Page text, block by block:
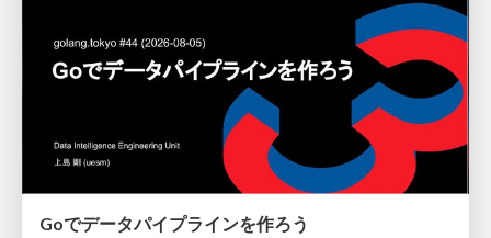
Goでデータパイプラインを作ろう